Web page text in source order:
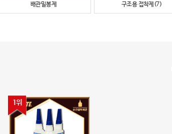
배관밀봉제 구조용 접착제(7)
1위